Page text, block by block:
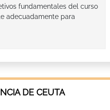
fundamentales del curso
adecuadamente para
DE CEUTA